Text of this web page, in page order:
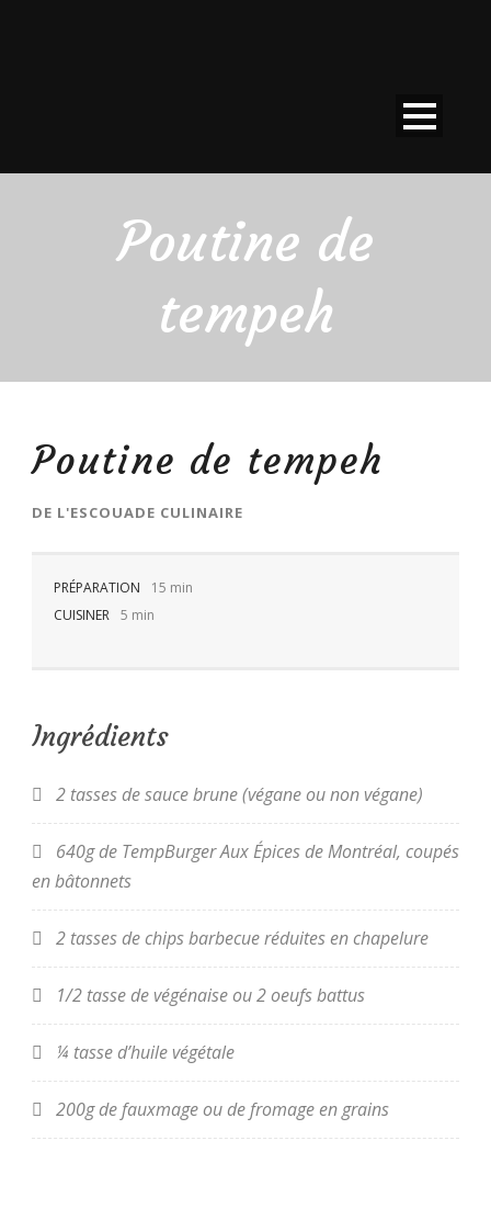
Poutine de
tempeh
Poutine de tempeh
DE L'ESCOUADE CULINAIRE
PRÉPARATION
15 min
CUISINER 5 min
Ingrédients
2 tasses de sauce brune (végane ou non végane)
640g de TempBurger Aux Épices de Montréal, coupés
en bâtonnets
2 tasses de chips barbecue réduites en chapelure
1/2 tasse de végénaise ou 2 oeufs battus
¼ tasse d’huile végétale
200g de fauxmage ou de fromage en grains